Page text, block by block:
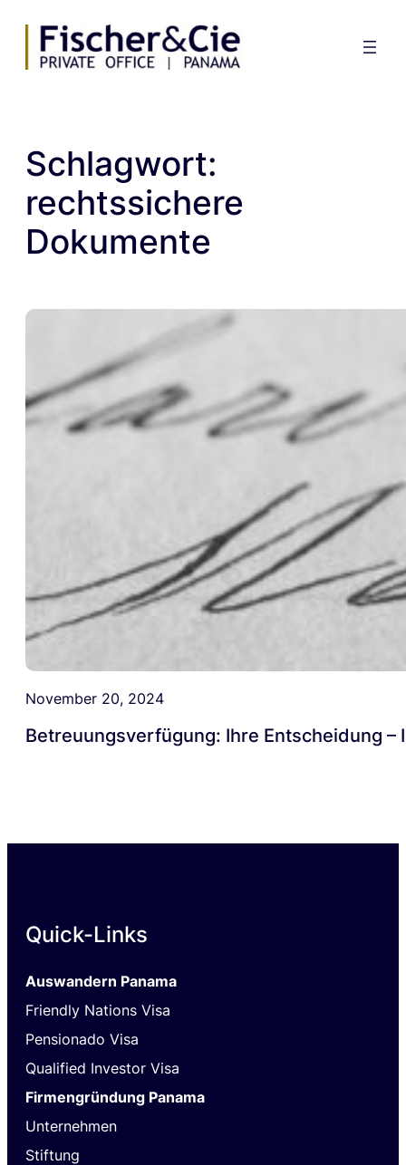
springen
Schlagwort:
rechtssichere
Dokumente
November 20, 2024
Betreuungsverfügung: Ihre Entscheidung –
Quick-Links
Auswandern Panama
Friendly Nations Visa
Pensionado Visa
Qualified Investor Visa
Firmengründung Panama
Unternehmen
Stiftung